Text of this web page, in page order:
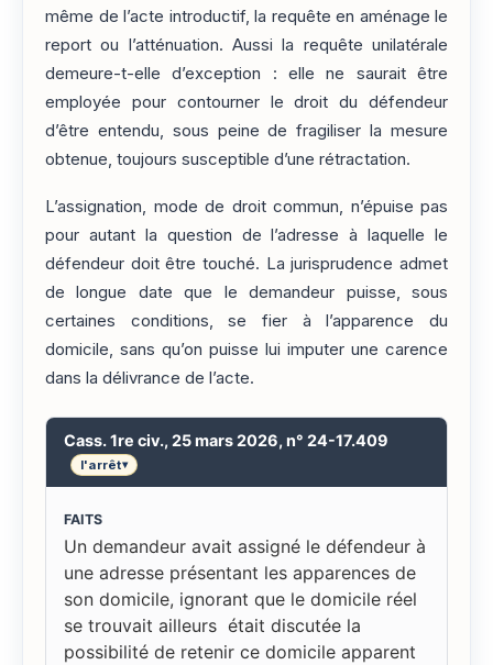
même de l’acte introductif, la requête en aménage le
report ou l’atténuation. Aussi la requête unilatérale
demeure-t-elle d’exception : elle ne saurait être
employée pour contourner le droit du défendeur
d’être entendu, sous peine de fragiliser la mesure
obtenue, toujours susceptible d’une rétractation.
L’assignation, mode de droit commun, n’épuise pas
pour autant la question de l’adresse à laquelle le
défendeur doit être touché. La jurisprudence admet
de longue date que le demandeur puisse, sous
certaines conditions, se fier à l’apparence du
domicile, sans qu’on puisse lui imputer une carence
dans la délivrance de l’acte.
Cass. 1re civ., 25 mars 2026, n° 24-17.409
l'arrêt▾
FAITS
Un demandeur avait assigné le défendeur à
une adresse présentant les apparences de
son domicile, ignorant que le domicile réel
se trouvait ailleurs était discutée la
possibilité de retenir ce domicile apparent